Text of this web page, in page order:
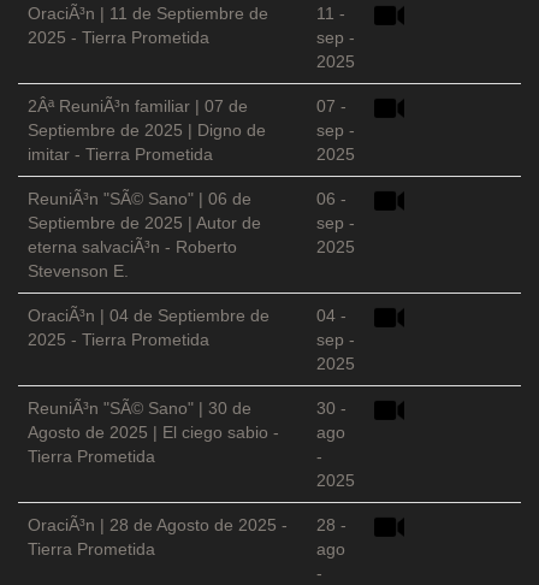
OraciÃ³n | 11 de Septiembre de
2025 - Tierra Prometida
11 -
sep -
2025
2Âª ReuniÃ³n familiar | 07 de
Septiembre de 2025 | Digno de
imitar - Tierra Prometida
07 -
sep -
2025
ReuniÃ³n "SÃ© Sano" | 06 de
Septiembre de 2025 | Autor de
eterna salvaciÃ³n - Roberto
Stevenson E.
06 -
sep -
2025
OraciÃ³n | 04 de Septiembre de
2025 - Tierra Prometida
04 -
sep -
2025
ReuniÃ³n "SÃ© Sano" | 30 de
Agosto de 2025 | El ciego sabio -
Tierra Prometida
30 -
ago
-
2025
OraciÃ³n | 28 de Agosto de 2025 -
Tierra Prometida
28 -
ago
-